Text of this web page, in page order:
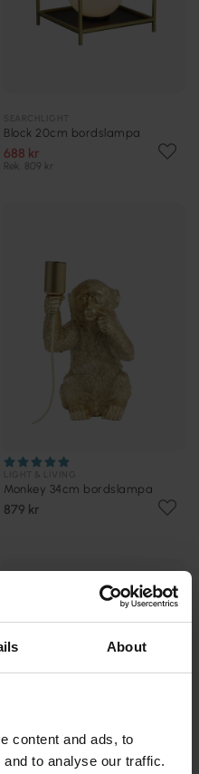
About
content and ads, to
to analyse our traffic.
Block 20cm bordslampa
688 kr
Rek. 809 kr
Monkey 34cm bordslampa
879 kr